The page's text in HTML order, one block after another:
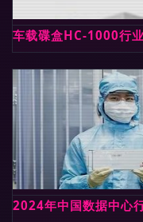
车载碟盒HC-1000行
2024年中国数据中心